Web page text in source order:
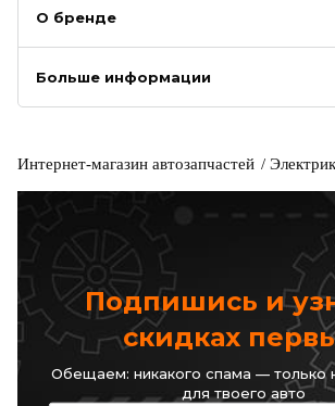
О бренде
Больше информации
Интернет-магазин автозапчастей
Подпишись и
скидках
Обещаем: никакого спама — только
для твоего авто